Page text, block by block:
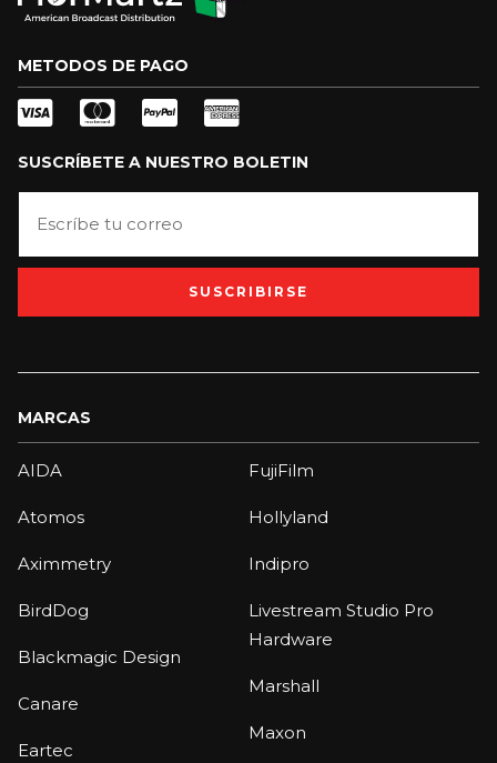
METODOS DE PAGO
SUSCRÍBETE A NUESTRO BOLETIN
SUSCRIBIRSE
MARCAS
AIDA
Atomos
Aximmetry
BirdDog
Blackmagic Design
Canare
Eartec
FujiFilm
Hollyland
Indipro
Livestream Studio Pro
Hardware
Marshall
Maxon